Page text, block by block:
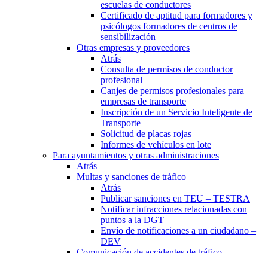
escuelas de conductores
Certificado de aptitud para formadores y
psicólogos formadores de centros de
sensibilización
Otras empresas y proveedores
Atrás
Consulta de permisos de conductor
profesional
Canjes de permisos profesionales para
empresas de transporte
Inscripción de un Servicio Inteligente de
Transporte
Solicitud de placas rojas
Informes de vehículos en lote
Para ayuntamientos y otras administraciones
Atrás
Multas y sanciones de tráfico
Atrás
Publicar sanciones en TEU – TESTRA
Notificar infracciones relacionadas con
puntos a la DGT
Envío de notificaciones a un ciudadano –
DEV